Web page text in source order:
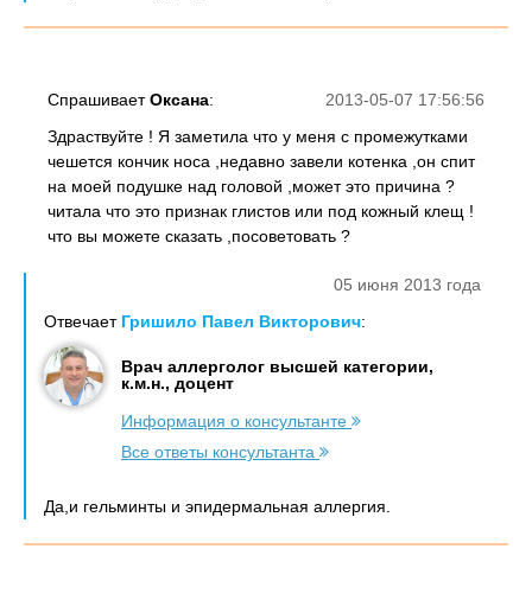
2013-05-07 17:56:56
СпрашиваетОксана:
Здраствуйте ! Я заметила что у меня с промежутками
чешется кончик носа ,недавно завели котенка ,он спит
на моей подушке над головой ,может это причина ?
читала что это признак глистов или под кожный клещ !
что вы можете сказать ,посоветовать ?
05 июня 2013 года
Отвечает Гришило Павел Викторович:
Врач аллерголог высшей категории,
к.м.н., доцент
Информация о консультанте
Все ответы консультанта
Да,и гельминты и эпидермальная аллергия.